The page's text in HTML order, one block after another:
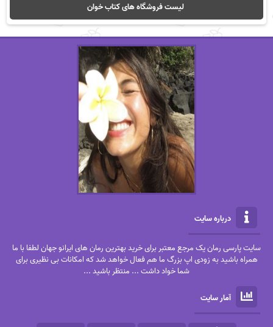
لیست فروشگاه های کتاب خوان
درباره سایت
سایت پارسی رمان یک مرجع معتبر برای خرید بهترین رمان های ایرانو جهان لطفا با ما
همراه باشید به زودی اپ بزرگ ما هم فعال خواهد شد که امکانات بی نظیری برای
شما خواد داشت ... منتظر باشید ...
آمار سایت